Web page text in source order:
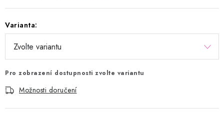
Varianta:
Pro zobrazení dostupnosti zvolte variantu
Možnosti doručení